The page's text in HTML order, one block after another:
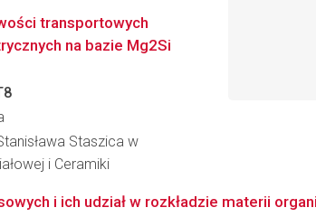
transportowych
na bazie Mg2Si
Staszica w
i Ceramiki
i ich udział w rozkładzie materii